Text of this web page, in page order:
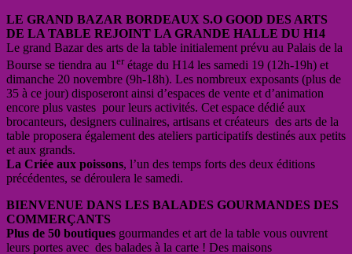
LE GRAND BAZAR BORDEAUX S.O GOOD DES ARTS
DE LA TABLE REJOINT LA GRANDE HALLE DU H14
Le grand Bazar des arts de la table initialement prévu au Palais de la
Bourse se tiendra au 1 erétage du H14 les samedi 19 (12h-19h) et
dimanche 20 novembre (9h-18h). Les nombreux exposants (plus de
35 à ce jour) disposeront ainsi d’espaces de vente et d’animation
encore plus vastes pour leurs activités. Cet espace dédié aux
brocanteurs, designers culinaires, artisans et créateurs des arts de la
table proposera également des ateliers participatifs destinés aux petits
et aux grands.
La Criée aux poissons, l’un des temps forts des deux éditions
précédentes, se déroulera le samedi.
BIENVENUE DANS LES BALADES GOURMANDES DES
COMMERÇANTS
Plus de 50 boutiques gourmandes et art de la table vous ouvrent
leurs portes avec des balades à la carte ! Des maisons